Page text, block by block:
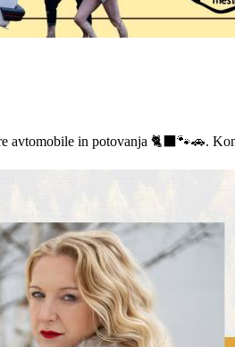
avtomobile in potovanja 🐈‍⬛🐾🚗.